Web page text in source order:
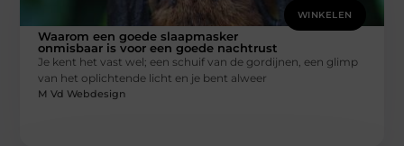
WINKELEN
Waarom een goede slaapmasker
onmisbaar is voor een goede nachtrust
Je kent het vast wel; een schuif van de gordijnen, een glimp
van het oplichtende licht en je bent alweer
M Vd Webdesign